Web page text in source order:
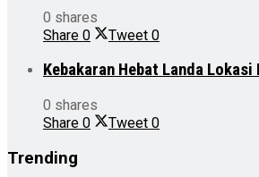
0 shares
Share 0 Tweet 0
Kebakaran Hebat Landa
0 shares
Share 0 Tweet 0
Trending